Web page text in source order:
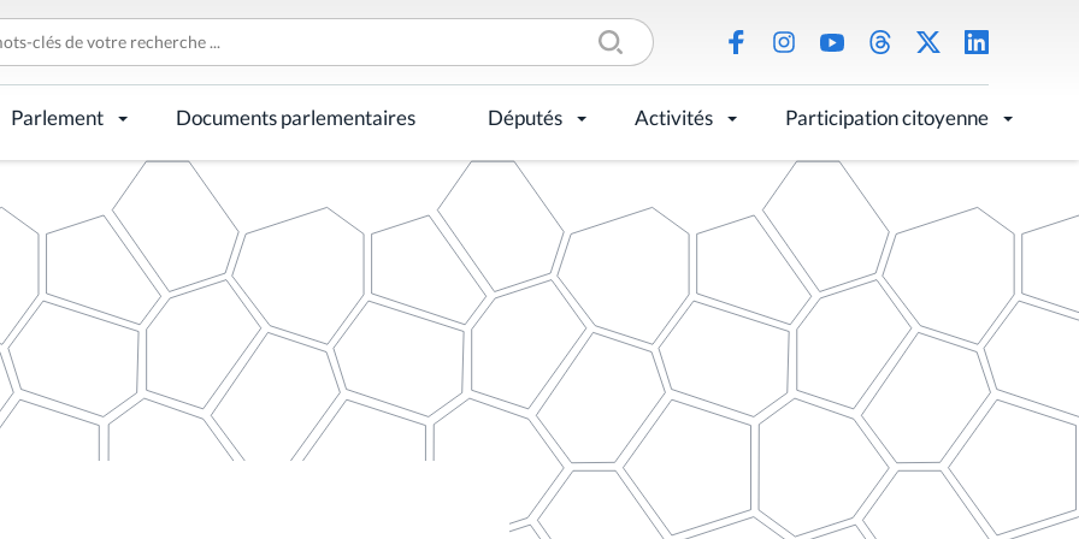
Parlement Documents parlementaires Députés Activités Participation citoyenne